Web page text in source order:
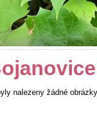
nalezeny žádné obrázky